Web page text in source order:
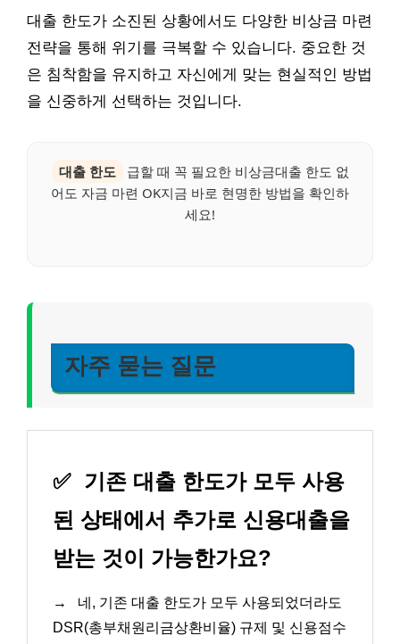
대출 한도가 소진된 상황에서도 다양한 비상금 마련
전략을 통해 위기를 극복할 수 있습니다. 중요한 것
은 침착함을 유지하고 자신에게 맞는 현실적인 방법
을 신중하게 선택하는 것입니다.
대출 한도
급할 때 꼭 필요한 비상금대출 한도 없
어도 자금 마련 OK지금 바로 현명한 방법을 확인하
세요!
자주 묻는 질문
✅ 기존 대출 한도가 모두 사용
된 상태에서 추가로 신용대출을
받는 것이 가능한가요?
→
네, 기존 대출 한도가 모두 사용되었더라도
DSR(총부채원리금상환비율) 규제 및 신용점수